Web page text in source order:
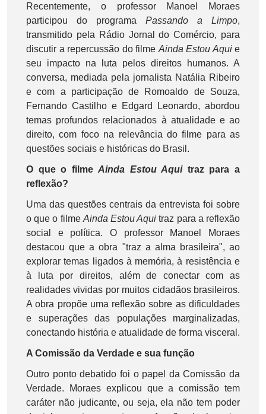
Recentemente, o professor Manoel Moraes
participou do programa Passando a Limpo,
transmitido pela Rádio Jornal do Comércio, para
discutir a repercussão do filme Ainda Estou Aquie
seu impacto na luta pelos direitos humanos. A
conversa, mediada pela jornalista Natália Ribeiro
e com a participação de Romoaldo de Souza,
Fernando Castilho e Edgard Leonardo, abordou
temas profundos relacionados à atualidade e ao
direito, com foco na relevância do filme para as
questões sociais e históricas do Brasil.
O que o filmeAinda Estou Aquitraz para a
reflexão?
Uma das questões centrais da entrevista foi sobre
o que o filme Ainda Estou Aqui traz para a reflexão
social e política. O professor Manoel Moraes
destacou que a obra "traz a alma brasileira", ao
explorar temas ligados à memória, à resistência e
à luta por direitos, além de conectar com as
realidades vividas por muitos cidadãos brasileiros.
A obra propõe uma reflexão sobre as dificuldades
e superações das populações marginalizadas,
conectando história e atualidade de forma visceral.
A Comissão da Verdade e sua função
Outro ponto debatido foi o papel da Comissão da
Verdade. Moraes explicou que a comissão tem
caráter não judicante, ou seja, ela não tem poder